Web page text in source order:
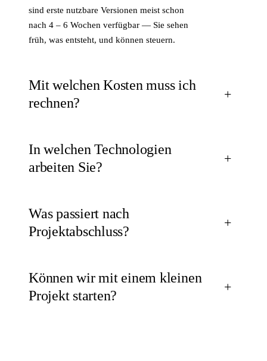
sind erste nutzbare Versionen meist schon
nach 4 – 6 Wochen verfügbar — Sie sehen
früh, was entsteht, und können steuern.
Mit welchen Kosten muss ich
rechnen?
In welchen Technologien
arbeiten Sie?
Was passiert nach
Projektabschluss?
Können wir mit einem kleinen
Projekt starten?